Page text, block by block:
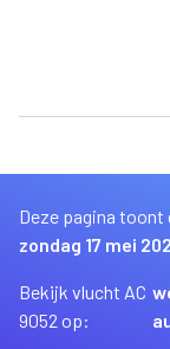
Deze pagina
zondag 17 mei
Bekijk vlucht AC
9052 op: